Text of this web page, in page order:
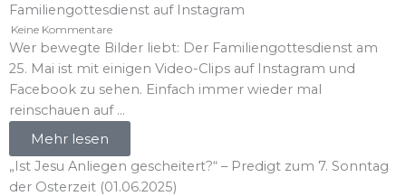
Familiengottesdienst auf Instagram
Keine Kommentare
Wer bewegte Bilder liebt: Der Familiengottesdienst am
25. Mai ist mit einigen Video-Clips auf Instagram und
Facebook zu sehen. Einfach immer wieder mal
reinschauen auf ...
Mehr lesen
„Ist Jesu Anliegen gescheitert?“ – Predigt zum 7. Sonntag
der Osterzeit (01.06.2025)